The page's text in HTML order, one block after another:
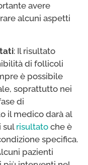
avere
alcuni aspetti
: Il risultato
di follicoli
è possibile
soprattutto nei
di
il medico darà al
sul risultato che è
specifica.
pazienti